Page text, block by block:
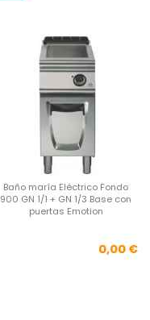
Baño maría Eléctrico Fondo
900 GN 1/1 + GN 1/3 Base con
puertas Emotion
0,00 €